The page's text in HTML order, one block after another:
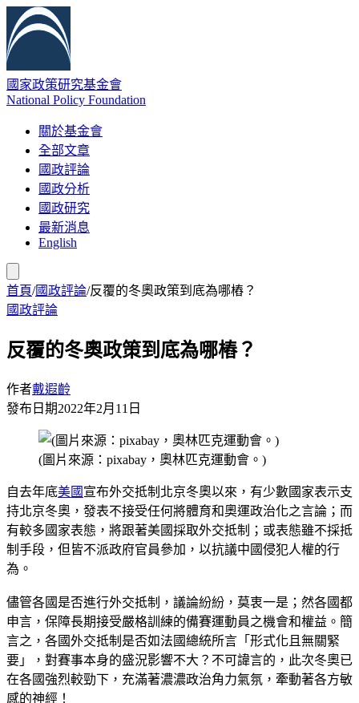
國家政策研究基金會
National Policy Foundation
關於基金會
全部文章
國政評論
國政分析
國政研究
最新消息
English
首頁/國政評論/反覆的冬奧政策到底為哪樁？
國政評論
反覆的冬奧政策到底為哪樁？
作者戴遐齡
發布日期2022年2月11日
(圖片來源：pixabay，奧林匹克運動會。)
自去年底美國 宣布外交抵制北京冬奧以來，有少數國家表示支
持北京冬奧，發表不接受任何將體育和奧運政治化之言論；而
有較多國家表態，將跟著美國採取外交抵制；或表態雖不採抵
制手段，但皆不派政府官員參加，以抗議中國侵犯人權的行
為。
儘管各國是否進行外交抵制，議論紛紛，莫衷一是；然各國都
申言，保障長期接受嚴格訓練的備賽運動員之機會和權益。簡
言之，各國外交抵制是否如法國總統所言「形式化且無關緊
要」，對賽事本身的盛況影響不大？不可諱言的，此次冬奧已
在各國強烈較勁下，充滿著濃濃政治角力氣氛，牽動著各方敏
感的神經！